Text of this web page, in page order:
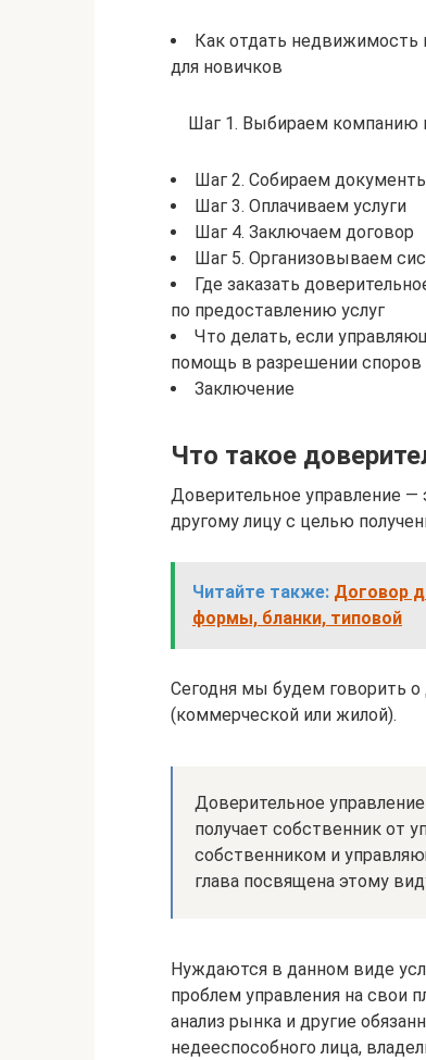
Как отдать недвижимость
для новичков
Шаг 1. Выбираем компанию
Шаг 2. Собираем
Шаг 3. Оплачиваем услуги
Шаг 4. Заключаем договор
Шаг 5. Организовываем
Где заказать
по предоставлению услуг
Что делать, если
помощь в разрешении споров
Заключение
Что такое
Доверительное управление —
другому лицу с целью
Читайте также: Договор
формы, бланки, типовой
Сегодня мы будем говорить
(коммерческой или жилой).
Доверительное
получает собственник от
собственником и
глава посвящена этому
Нуждаются в данном виде
проблем управления на свои
анализ рынка и другие
недееспособного лица,